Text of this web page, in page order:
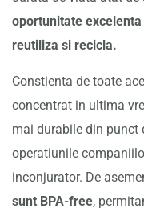
oportunitate
reutiliza si recicla.
Constienta de toate
concentrat in ultima
mai durabile din punct
operatiunile
inconjurator. De
sunt BPA-free,